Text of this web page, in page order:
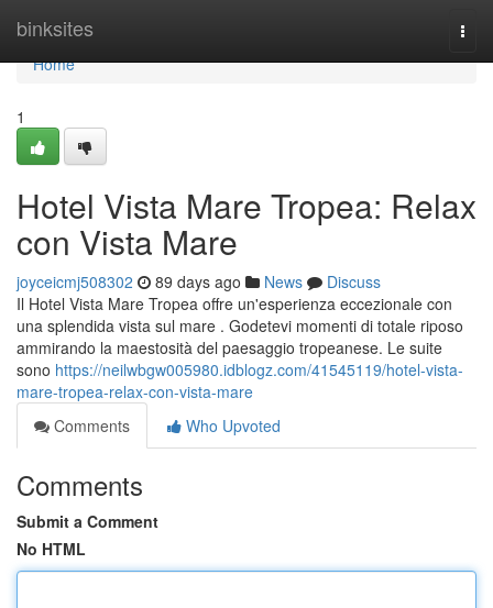
binksites
Home
Home
1
Hotel Vista Mare Tropea: Relax
con Vista Mare
joyceicmj508302 89 days ago News
Discuss
Il Hotel Vista Mare Tropea offre un'esperienza eccezionale con
una splendida vista sul mare . Godetevi momenti di totale riposo
ammirando la maestosità del paesaggio tropeanese. Le suite
sono https://neilwbgw005980.idblogz.com/41545119/hotel-vista-
mare-tropea-relax-con-vista-mare
Comments
Who Upvoted
Comments
Submit a Comment
No HTML